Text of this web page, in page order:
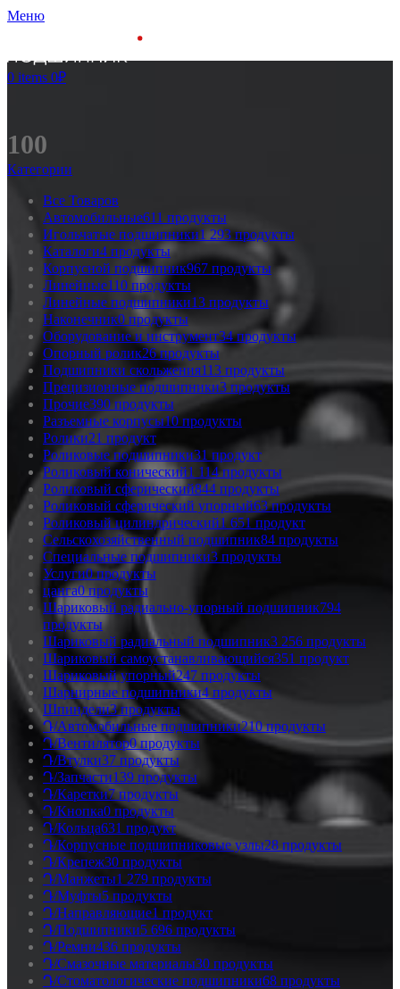
Меню
0 items 0₽
100
Категории
Все Товаров
Автомобильные611 продукты
Игольчатые подшипники1 293 продукты
Каталоги4 продукты
Корпусной подшипник967 продукты
Линейные110 продукты
Линейные подшипники13 продукты
Наконечник0 продукты
Оборудование и инструмент34 продукты
Опорный ролик26 продукты
Подшипники скольжения113 продукты
Прецизионные подшипники3 продукты
Прочие390 продукты
Разъемные корпусы10 продукты
Ролики21 продукт
Роликовые подшипники31 продукт
Роликовый конический1 114 продукты
Роликовый сферический844 продукты
Роликовый сферический упорный63 продукты
Роликовый цилиндрический1 651 продукт
Сельскохозяйственный подшипник84 продукты
Специальные подшипники3 продукты
Услуги0 продукты
цанга0 продукты
Шариковый радиально-упорный подшипник794
продукты
Шариковый радиальный подшипник3 256 продукты
Шариковый самоустанавливающийся351 продукт
Шариковый упорный247 продукты
Шарнирные подшипники4 продукты
Шпиндели3 продукты
Դ/Автомобильные подшипники210 продукты
Դ/Вентилятор0 продукты
Դ/Втулки37 продукты
Դ/Запчасти139 продукты
Դ/Каретки7 продукты
Դ/Кнопка0 продукты
Դ/Кольца631 продукт
Դ/Корпусные подшипниковые узлы28 продукты
Դ/Крепеж30 продукты
Դ/Манжеты1 279 продукты
Դ/Муфты5 продукты
Դ/Направляющие1 продукт
Դ/Подшипники5 696 продукты
Դ/Ремни436 продукты
Դ/Смазочные материалы30 продукты
Դ/Стоматологические подшипники68 продукты